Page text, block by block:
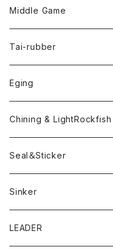
Bスネイクmicro
Fリトリーバー
漁港ワームLv.2
Bスネイクinch
Snap
Handle Knob
Phase-up
ピカルヘッド
LEVEL6
YARIE
ECOGEAR
Middle Game
Tai-rubber
TWObyTWO
ツートンネクタイ
ACTIVE
Eging
Egi
Rig
Chining & LightRockfish
Worm
KeeperLine
Seal＆Sticker
Sinker
キーパーライン
LEADER